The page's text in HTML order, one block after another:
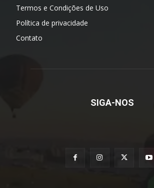
Termos e Condições de Uso
Política de privacidade
Contato
SIGA-NOS